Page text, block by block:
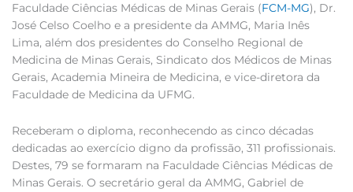
Faculdade Ciências Médicas de Minas Gerais (FCM-MG), Dr.
José Celso Coelho e a presidente da AMMG, Maria Inês
Lima, além dos presidentes do Conselho Regional de
Medicina de Minas Gerais, Sindicato dos Médicos de Minas
Gerais, Academia Mineira de Medicina, e vice-diretora da
Faculdade de Medicina da UFMG.
Receberam o diploma, reconhecendo as cinco décadas
dedicadas ao exercício digno da profissão, 311 profissionais.
Destes, 79 se formaram na Faculdade Ciências Médicas de
Minas Gerais. O secretário geral da AMMG, Gabriel de